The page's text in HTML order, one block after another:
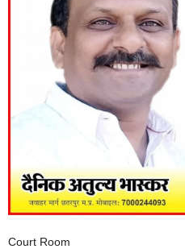
Court Room